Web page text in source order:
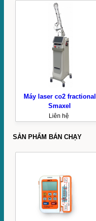
Máy laser co2 fractional
Smaxel
Liên hệ
SẢN PHẨM BÁN CHẠY